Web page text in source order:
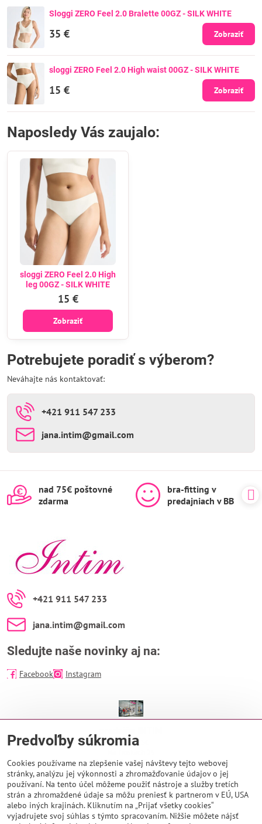
Sloggi ZERO Feel 2.0 Bralette 00GZ - SILK WHITE
35 € Zobraziť
sloggi ZERO Feel 2.0 High waist 00GZ - SILK WHITE
15 € Zobraziť
Naposledy Vás zaujalo:
sloggi ZERO Feel 2.0 High
leg 00GZ - SILK WHITE
15 €
Zobraziť
Potrebujete poradiť s výberom?
Neváhajte nás kontaktovať:
+421 911 547 233
jana​.intim​@gmail​.com
nad 75€ poštovné
zdarma
bra-fitting v
predajniach v BB
+421 911 547 233
jana​.intim​@gmail​.com
Sledujte naše novinky aj na:
Facebook Instagram
EUROPA SC
974 01 Banská Bystrica
Otváracie hodiny:
PO - NE 9:00 - 21:00
Predvoľby súkromia
Cookies používame na zlepšenie vašej návštevy tejto webovej
stránky, analýzu jej výkonnosti a zhromažďovanie údajov o jej
používaní. Na tento účel môžeme použiť nástroje a služby tretích
strán a zhromaždené údaje sa môžu preniesť k partnerom v EÚ, USA
alebo iných krajinách. Kliknutím na „Prijať všetky cookies“
vyjadrujete svoj súhlas s týmto spracovaním. Nižšie môžete nájsť